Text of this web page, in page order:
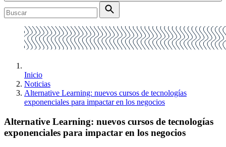
Inicio
Noticias
Alternative Learning: nuevos cursos de tecnologías
exponenciales para impactar en los negocios
Alternative Learning: nuevos cursos de tecnologías
exponenciales para impactar en los negocios